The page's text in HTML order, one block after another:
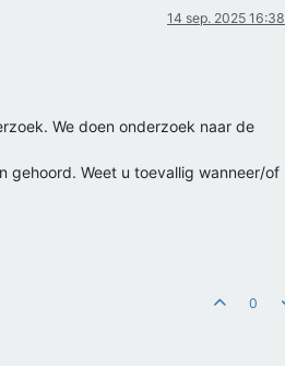
14 sep. 2025 16:38
We doen onderzoek naar de
gehoord. Weet u toevallig wanneer/of
0